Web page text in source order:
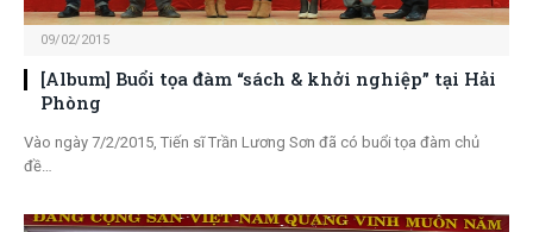
09/02/2015
[Album] Buổi tọa đàm “sách & khởi nghiệp” tại Hải
Phòng
Vào ngày 7/2/2015, Tiến sĩ Trần Lương Sơn đã có buổi tọa đàm chủ
đề…